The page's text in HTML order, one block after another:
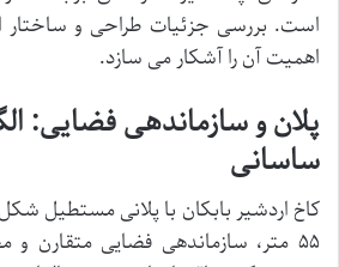
است. بررسی جزئیات طراحی و ساختار
اهمیت آن را آشکار می سازد.
پلان و سازماندهی فضایی:
ساسانی
۵۵ متر، سازماندهی فضایی متقارن و